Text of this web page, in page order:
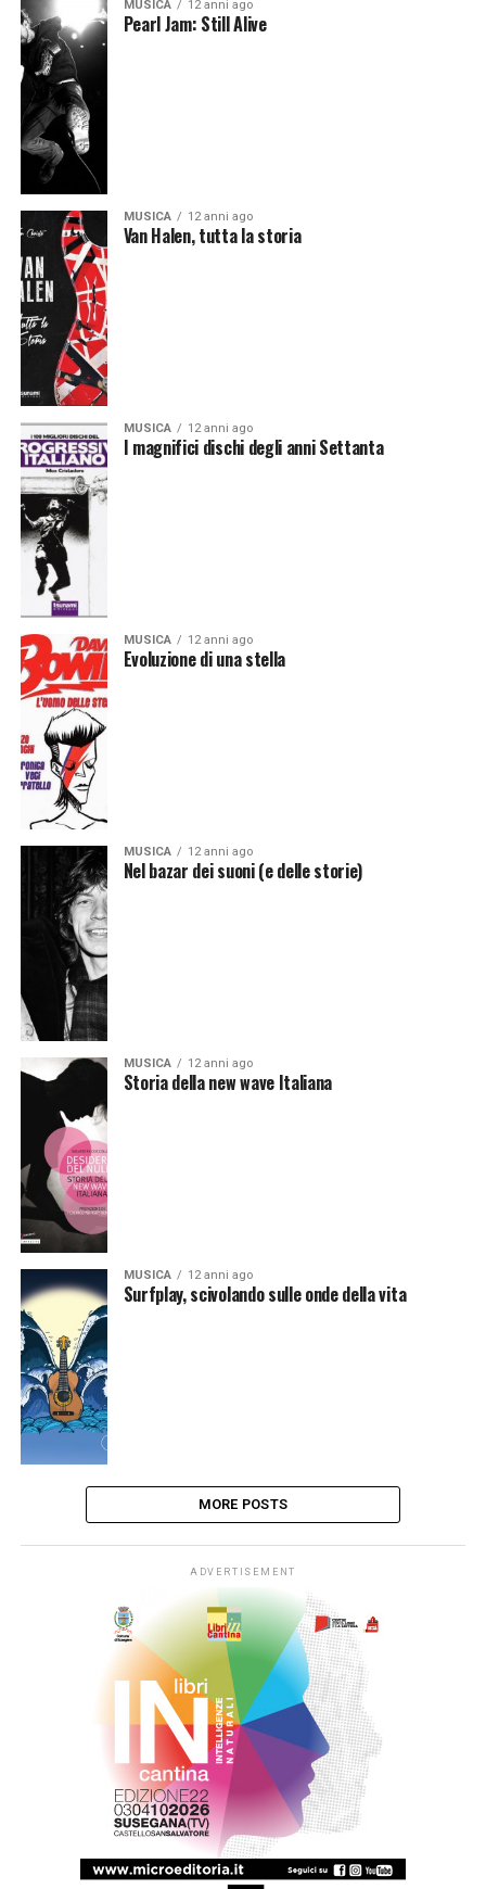
MUSICA 12 anni ago
Pearl Jam: Still Alive
MUSICA 12 anni ago
Van Halen, tutta la storia
MUSICA 12 anni ago
I magnifici dischi degli anni Settanta
MUSICA 12 anni ago
Evoluzione di una stella
MUSICA 12 anni ago
Nel bazar dei suoni (e delle storie)
MUSICA 12 anni ago
Storia della new wave Italiana
MUSICA 12 anni ago
Surfplay, scivolando sulle onde della vita
MORE POSTS
ADVERTISEMENT